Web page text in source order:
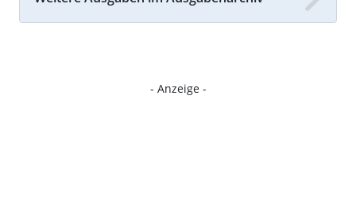
- Anzeige -